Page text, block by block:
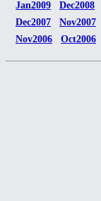
Jan2009
Dec2008
Dec2007
Nov2007
Nov2006
Oct2006